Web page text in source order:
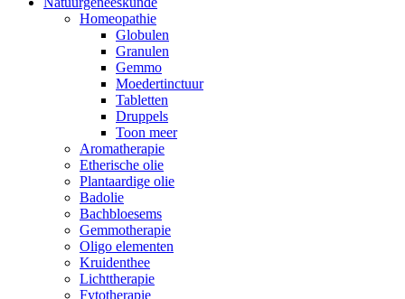
Homeopathie
Globulen
Granulen
Gemmo
Moedertinctuur
Tabletten
Druppels
Toon meer
Aromatherapie
Etherische olie
Plantaardige olie
Badolie
Bachbloesems
Gemmotherapie
Oligo elementen
Kruidenthee
Lichttherapie
Fytotherapie